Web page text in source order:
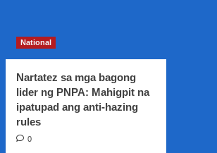
National
Nartatez sa mga bagong
lider ng PNPA: Mahigpit na
ipatupad ang anti-hazing
rules
0